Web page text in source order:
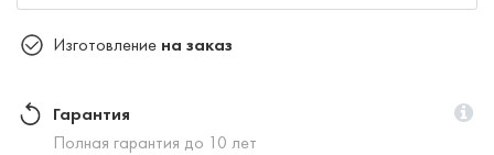
Изготовление на заказ
Гарантия
Полная гарантия до 10 лет